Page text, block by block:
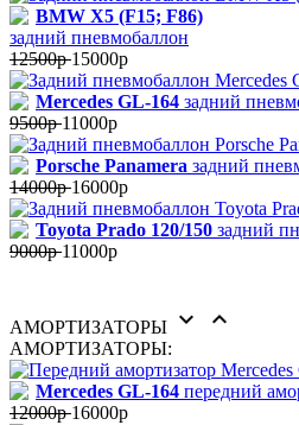
BMW X5 (F15; F86)
задний пневмобаллон
12500р15000р
Mercedes GL-164 задний
9500р11000р
Porsche Panamera задний
14000р16000р
Toyota Prado 120/150 задний
9000р11000р
АМОРТИЗАТОРЫ  
АМОРТИЗАТОРЫ:
Mercedes GL-164 передний
12000р16000р